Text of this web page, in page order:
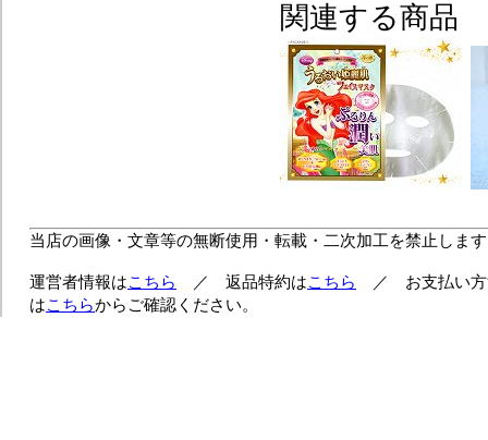
関連する商品
当店の画像・文章等の無断使用・転載・二次加工を禁止しま
運営者情報はこちら ／ 返品特約はこちら
／ お支払い方
はこちらからご確認ください。